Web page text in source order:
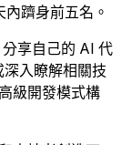
躋身前五名。
享自己的 AI 代
入瞭解相關技
級開發模式構